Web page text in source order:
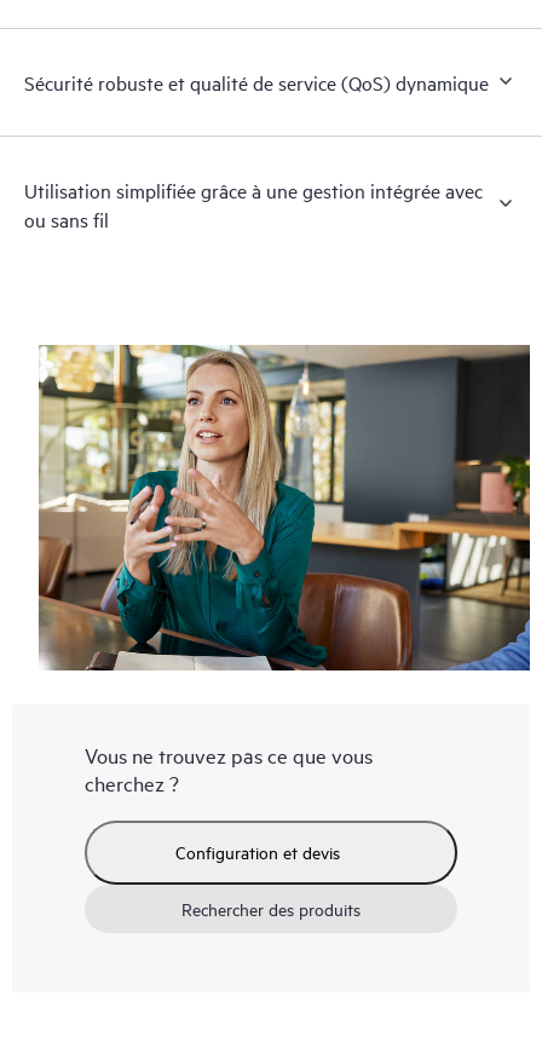
Sécurité robuste et qualité de service (QoS) dynamique
Utilisation simplifiée grâce à une gestion intégrée avec
ou sans fil
Vous ne trouvez pas ce que vous
cherchez ?
Configuration et devis
Rechercher des produits